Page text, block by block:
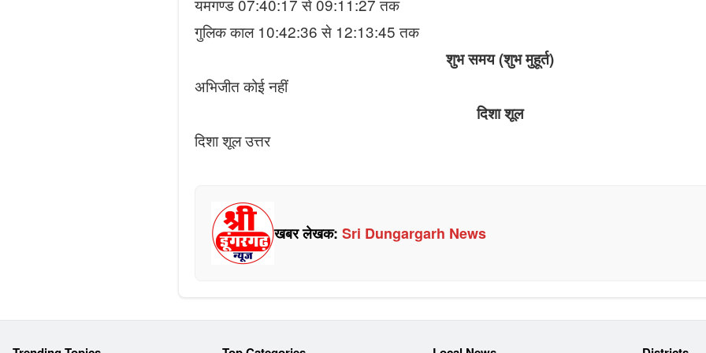
गुलिक काल 10:42:36 से 12:13:45 तक
शुभ समय (शुभ मुहूर्त)
अभिजीत कोई नहीं
दिशा शूल
दिशा शूल उत्तर
खबर लेखक: Sri Dungargarh News